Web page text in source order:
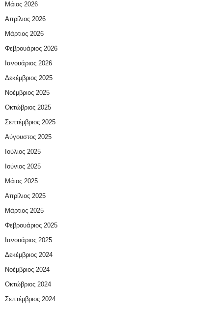
Μάιος 2026
Απρίλιος 2026
Μάρτιος 2026
Φεβρουάριος 2026
Ιανουάριος 2026
Δεκέμβριος 2025
Νοέμβριος 2025
Οκτώβριος 2025
Σεπτέμβριος 2025
Αύγουστος 2025
Ιούλιος 2025
Ιούνιος 2025
Μάιος 2025
Απρίλιος 2025
Μάρτιος 2025
Φεβρουάριος 2025
Ιανουάριος 2025
Δεκέμβριος 2024
Νοέμβριος 2024
Οκτώβριος 2024
Σεπτέμβριος 2024